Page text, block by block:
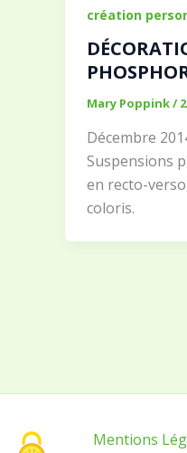
création
Mary Poppink/
Décembre
Suspensions
en recto-
coloris.
Mentions